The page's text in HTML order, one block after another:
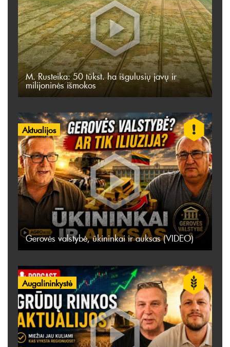
M. Rusteika: 50 tūkst. ha išgulusių javų ir
milijoninės išmokos
Aktualijos
Gerovės valstybė, ūkininkai ir auksas (VIDEO)
Augalininkystė